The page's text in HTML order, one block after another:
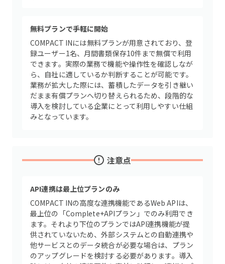
無料プランで手軽に開始
COMPACT INには無料プランが用意されており、登
録ユーザー1名、月間書類保存10件まで無償で利用
できます。実際の業務で機能や操作性を確認しなが
ら、自社に適しているか判断することが可能です。
業務が拡大した際には、蓄積したデータを引き継い
だまま有償プランへ切り替えられるため、段階的な
導入を検討している企業にとって利用しやすい仕組
みとなっています。
注意点
API連携は最上位プランのみ
COMPACT INの高度な連携機能であるWeb APIは、
最上位の「Complete+APIプラン」でのみ利用でき
ます。それより下位のプランではAPI連携機能が提
供されていないため、外部システムとの自動連携や
他サービスとのデータ統合が必要な場合は、プラン
のアップグレードを検討する必要があります。導入